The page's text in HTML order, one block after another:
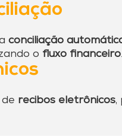
conciliação
o fluxo financeiro.
recibos eletrônicos,